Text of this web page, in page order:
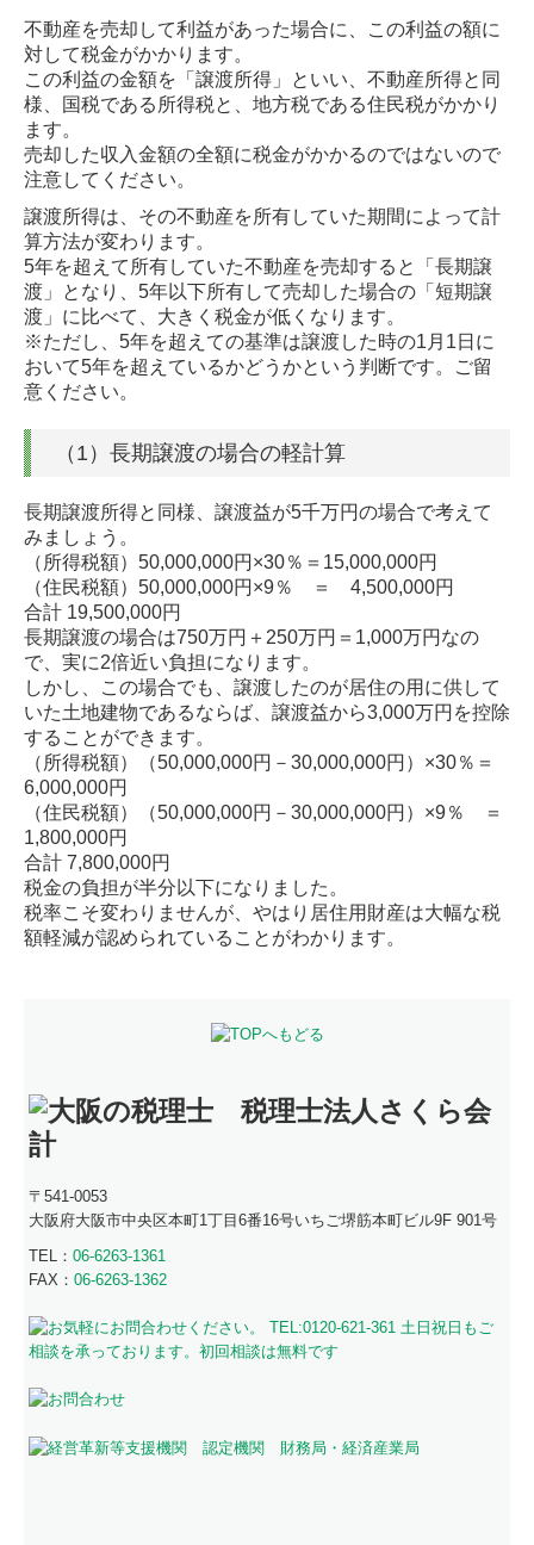
不動産を売却して利益があった場合に、この利益の額に
対して税金がかかります。
この利益の金額を「譲渡所得」といい、不動産所得と同
様、国税である所得税と、地方税である住民税がかかり
ます。
売却した収入金額の全額に税金がかかるのではないので
注意してください。
譲渡所得は、その不動産を所有していた期間によって計
算方法が変わります。
5年を超えて所有していた不動産を売却すると「長期譲
渡」となり、5年以下所有して売却した場合の「短期譲
渡」に比べて、大きく税金が低くなります。
※ただし、5年を超えての基準は譲渡した時の1月1日に
おいて5年を超えているかどうかという判断です。ご留
意ください。
（1）長期譲渡の場合の軽計算
長期譲渡所得と同様、譲渡益が5千万円の場合で考えて
みましょう。
（所得税額）50,000,000円×30％＝15,000,000円
（住民税額）50,000,000円×9％ ＝ 4,500,000円
合計 19,500,000円
長期譲渡の場合は750万円＋250万円＝1,000万円なの
で、実に2倍近い負担になります。
しかし、この場合でも、譲渡したのが居住の用に供して
いた土地建物であるならば、譲渡益から3,000万円を控除
することができます。
（所得税額）（50,000,000円－30,000,000円）×30％＝
6,000,000円
（住民税額）（50,000,000円－30,000,000円）×9％ ＝
1,800,000円
合計 7,800,000円
税金の負担が半分以下になりました。
税率こそ変わりませんが、やはり居住用財産は大幅な税
額軽減が認められていることがわかります。
〒541-0053
大阪府大阪市中央区本町1丁目6番16号いちご堺筋本町ビル9F 901号
TEL：06-6263-1361
FAX：06-6263-1362